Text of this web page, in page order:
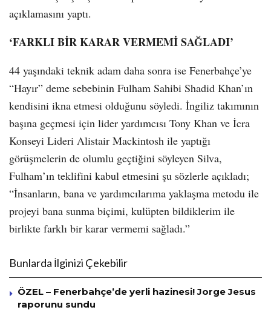
açıklamasını yaptı.
‘FARKLI BİR KARAR VERMEMİ SAĞLADI’
44 yaşındaki teknik adam daha sonra ise Fenerbahçe’ye
“Hayır” deme sebebinin Fulham Sahibi Shadid Khan’ın
kendisini ikna etmesi olduğunu söyledi. İngiliz takımının
başına geçmesi için lider yardımcısı Tony Khan ve İcra
Konseyi Lideri Alistair Mackintosh ile yaptığı
görüşmelerin de olumlu geçtiğini söyleyen Silva,
Fulham’ın teklifini kabul etmesini şu sözlerle açıkladı;
“İnsanların, bana ve yardımcılarıma yaklaşma metodu ile
projeyi bana sunma biçimi, kulüpten bildiklerim ile
birlikte farklı bir karar vermemi sağladı.”
Bunlarda İlginizi Çekebilir
ÖZEL – Fenerbahçe’de yerli hazinesi! Jorge Jesus
raporunu sundu